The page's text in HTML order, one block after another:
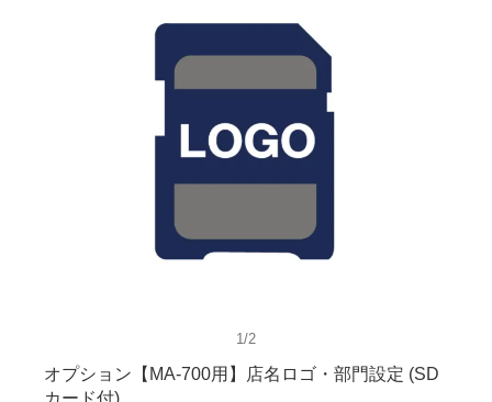
1/2
オプション【MA-700用】店名ロゴ・部門設定 (SD